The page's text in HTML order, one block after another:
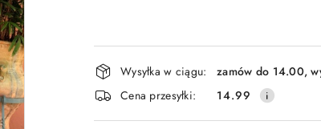
Dostępność
i
dostawa
Wysyłka w ciągu:
zamów do 14.00,
Cena przesyłki:
14.99